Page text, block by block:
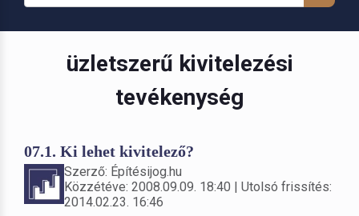
üzletszerű kivitelezési
tevékenység
07.1. Ki lehet kivitelező?
Szerző: Építésijog.hu
Közzétéve: 2008.09.09. 18:40 | Utolsó frissítés:
2014.02.23. 16:46